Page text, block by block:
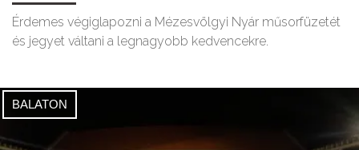
Érdemes végiglapozni a Mézesvölgyi Nyár műsorfüzetét
és jegyet váltani a legnagyobb kedvencekre.
BALATON